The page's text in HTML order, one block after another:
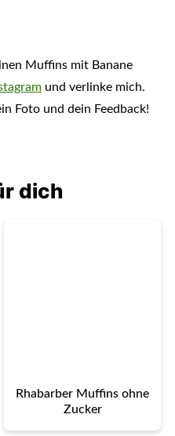
Muffins mit Banane
und verlinke mich.
Foto und dein Feedback!
dich
Rhabarber Muffins ohne
Zucker